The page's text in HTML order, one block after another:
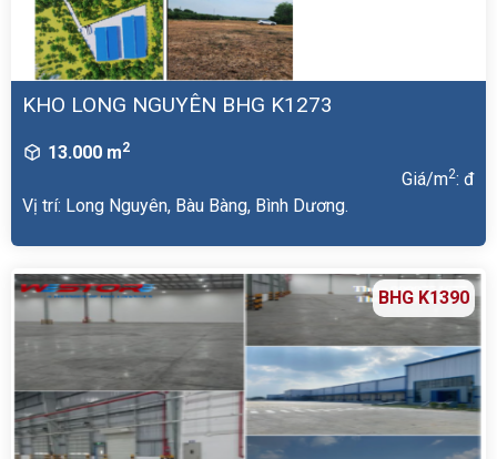
KHO LONG NGUYÊN BHG K1273
13.000 m2
Giá/m2: đ
Vị trí: Long Nguyên, Bàu Bàng, Bình Dương.
BHG K1390